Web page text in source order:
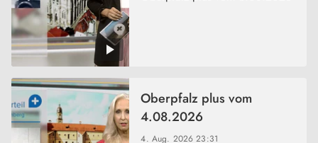
4. Aug. 202623:31
Oberpfalz plus vom
4.08.2026